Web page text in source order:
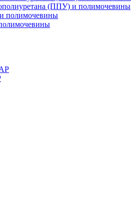
(ППУ) и полимочевины